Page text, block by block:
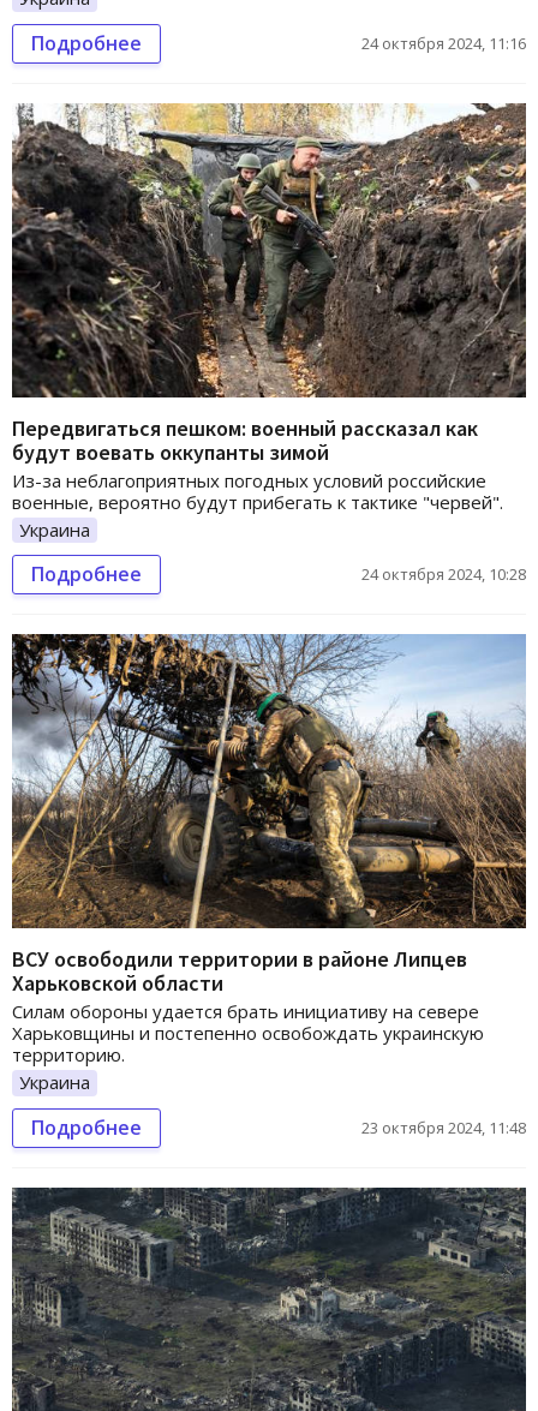
Подробнее 24 октября 2024, 11:16
Передвигаться пешком: военный рассказал как
будут воевать оккупанты зимой
Из-за неблагоприятных погодных условий российские
военные, вероятно будут прибегать к тактике "червей".
Украина
Подробнее 24 октября 2024, 10:28
ВСУ освободили территории в районе Липцев
Харьковской области
Силам обороны удается брать инициативу на севере
Харьковщины и постепенно освобождать украинскую
территорию.
Украина
Подробнее 23 октября 2024, 11:48